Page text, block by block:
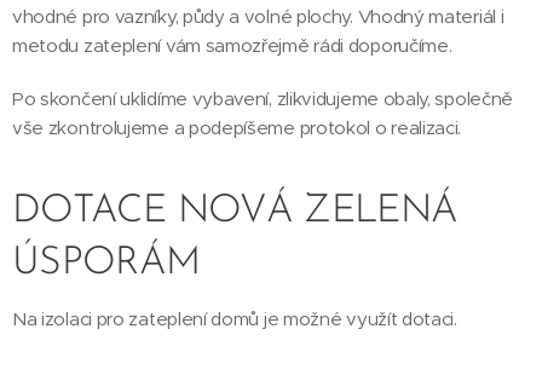
vhodné pro vazníky, půdy a volné plochy. Vhodný materiál i
metodu zateplení vám samozřejmě rádi doporučíme.
Po skončení uklidíme vybavení, zlikvidujeme obaly, společně
vše zkontrolujeme a podepíšeme protokol o realizaci.
DOTACE NOVÁ ZELENÁ
ÚSPORÁM
Na izolaci pro zateplení domů je možné využít dotaci.